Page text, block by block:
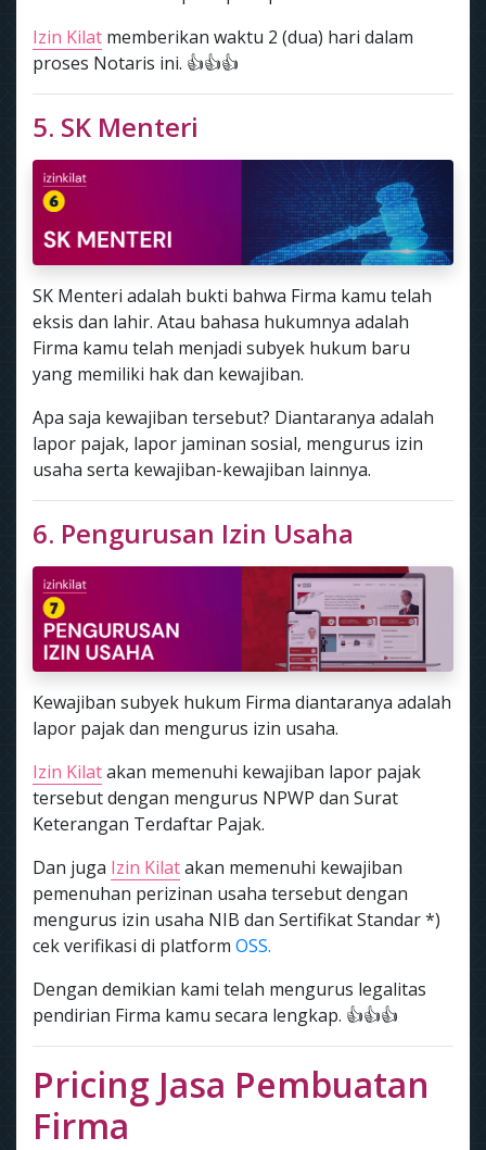
Izin Kilat memberikan waktu 2 (dua) hari dalam
proses Notaris ini. 👍👍👍
5. SK Menteri
SK Menteri adalah bukti bahwa Firma kamu telah
eksis dan lahir. Atau bahasa hukumnya adalah
Firma kamu telah menjadi subyek hukum baru
yang memiliki hak dan kewajiban.
Apa saja kewajiban tersebut? Diantaranya adalah
lapor pajak, lapor jaminan sosial, mengurus izin
usaha serta kewajiban-kewajiban lainnya.
6. Pengurusan Izin Usaha
Kewajiban subyek hukum Firma diantaranya adalah
lapor pajak dan mengurus izin usaha.
Izin Kilatakan memenuhi kewajiban lapor pajak
tersebut dengan mengurus NPWP dan Surat
Keterangan Terdaftar Pajak.
Dan juga Izin Kilatakan memenuhi kewajiban
pemenuhan perizinan usaha tersebut dengan
mengurus izin usaha NIB dan Sertifikat Standar *)
cek verifikasi di platform OSS.
Dengan demikian kami telah mengurus legalitas
pendirian Firma kamu secara lengkap. 👍👍👍
Pricing Jasa Pembuatan
Firma